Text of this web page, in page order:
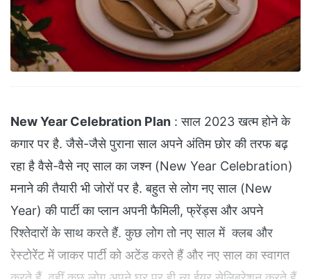
New Year Celebration Plan : साल 2023 खत्म होने के
कगार पर है. जैसे-जैसे पुराना साल अपने अंतिम छोर की तरफ बढ़
रहा है वैसे-वैसे नए साल का जश्न (New Year Celebration)
मनाने की तैयारी भी जोरों पर है. बहुत से लोग नए साल (New
Year) की पार्टी का प्लान अपनी फैमिली, फ्रेंड्स और अपने
रिश्तेदारों के साथ करते हैं. कुछ लोग तो नए साल में क्लब और
रेस्टोरेंट में जाकर पार्टी को अटेंड करते हैं और नए साल का स्वागत